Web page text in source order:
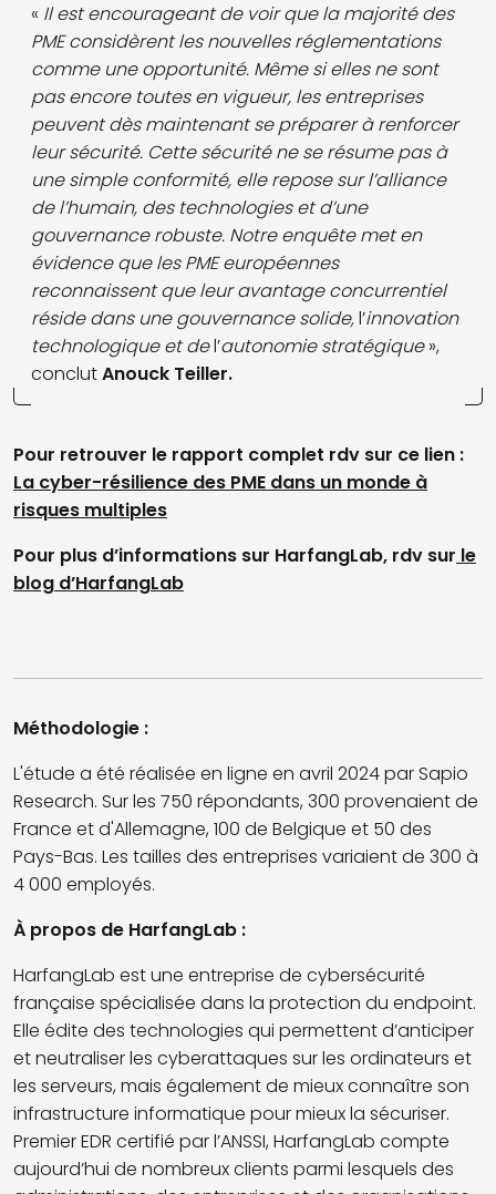
« Il est encourageant de voir que la majorité des
PME considèrent les nouvelles réglementations
comme une opportunité. Même si elles ne sont
pas encore toutes en vigueur, les entreprises
peuvent dès maintenant se préparer à renforcer
leur sécurité. Cette sécurité ne se résume pas à
une simple conformité, elle repose sur l’alliance
de l’humain, des technologies et d’une
gouvernance robuste. Notre enquête met en
évidence que les PME européennes
reconnaissent que leur avantage concurrentiel
réside dans une gouvernance solide,l’innovation
technologique et del’autonomie stratégique»,
conclutAnouck Teiller.
Pour retrouver le rapport complet rdv sur ce lien :
La cyber-résilience des PME dans un monde à
risques multiples
Pour plus d’informations sur HarfangLab, rdv sur le
blog d’HarfangLab
Méthodologie :
L'étude a été réalisée en ligne en avril 2024 par Sapio
Research. Sur les 750 répondants, 300 provenaient de
France et d'Allemagne, 100 de Belgique et 50 des
Pays-Bas. Les tailles des entreprises variaient de 300 à
4 000 employés.
À propos de HarfangLab :
HarfangLab est une entreprise de cybersécurité
française spécialisée dans la protection du endpoint.
Elle édite des technologies qui permettent d’anticiper
et neutraliser les cyberattaques sur les ordinateurs et
les serveurs, mais également de mieux connaître son
infrastructure informatique pour mieux la sécuriser.
Premier EDR certifié par l’ANSSI, HarfangLab compte
aujourd’hui de nombreux clients parmi lesquels des